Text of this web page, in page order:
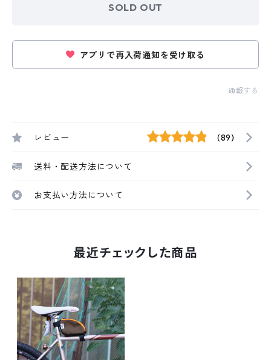
SOLD OUT
アプリで再入荷通知を受け取る
通報する
レビュー (89)
送料・配送方法について
お支払い方法について
最近チェックした商品